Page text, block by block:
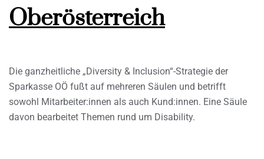
Oberösterreich
Die ganzheitliche „Diversity & Inclusion“-Strategie der
Sparkasse OÖ fußt auf mehreren Säulen und betrifft
sowohl Mitarbeiter:innen als auch Kund:innen. Eine Säule
davon bearbeitet Themen rund um Disability.